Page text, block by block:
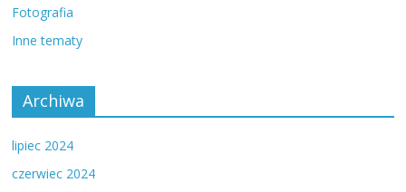
Fotografia
Inne tematy
Archiwa
lipiec 2024
czerwiec 2024